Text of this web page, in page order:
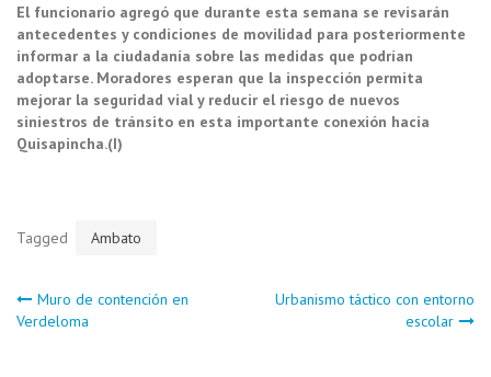
El funcionario agregó que durante esta semana se revisarán
antecedentes y condiciones de movilidad para posteriormente
informar a la ciudadanía sobre las medidas que podrían
adoptarse. Moradores esperan que la inspección permita
mejorar la seguridad vial y reducir el riesgo de nuevos
siniestros de tránsito en esta importante conexión hacia
Quisapincha.(I)
Tagged Ambato
Navegación
Muro de contención en
Verdeloma
Urbanismo táctico con entorno
escolar